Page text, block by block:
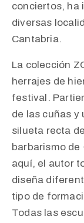
conciertos, ha
diversas
Cantabria.
La colección
herrajes de
festival.
de las cuñas y
silueta recta
barbarismo de
aquí, el autor
diseña
tipo de
Todas las